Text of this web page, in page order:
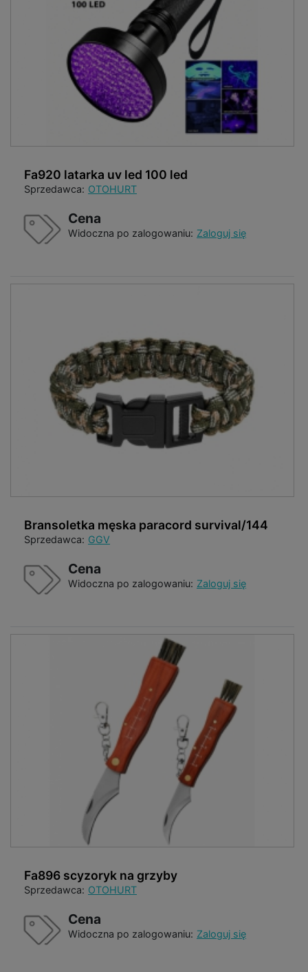
Fa920 latarka uv led 100 led
Sprzedawca: OTOHURT
Cena
Widoczna po zalogowaniu: Zaloguj się
Bransoletka męska paracord survival/144
Sprzedawca: GGV
Cena
Widoczna po zalogowaniu: Zaloguj się
Fa896 scyzoryk na grzyby
Sprzedawca: OTOHURT
Cena
Widoczna po zalogowaniu: Zaloguj się